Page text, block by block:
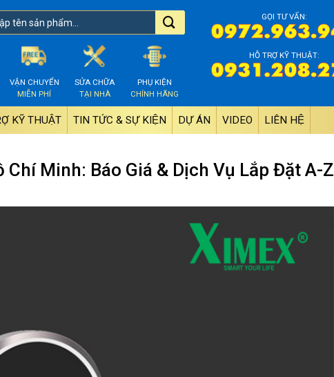
VẬN CHUYỂN
MIỄN PHÍ
SỬA CHỮA
TẠI NHÀ
PHỤ KIỆN
CHÍNH HÃNG
GỌI TƯ VẤN:
HỖ TRỢ KỸ THUẬT:
KỸ THUẬT TIN TỨC & SỰ KIỆN DỰ ÁN VIDEO LIÊN HỆ
Chí Minh: Báo Giá & Dịch Vụ Lắp Đặt A-Z